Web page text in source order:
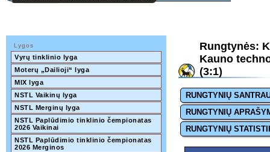
Lygos
Vyrų tinklinio lyga
Moterų „Dailioji“ lyga
MIX lyga
NSTL Vaikinų lyga
NSTL Merginų lyga
NSTL Paplūdimio tinklinio čempionatas
2026 Vaikinai
NSTL Paplūdimio tinklinio čempionatas
2026 Merginos
Rungtynės:
Kauno
(3:1)
RUNGTYNIŲ
RUNGTYNIŲ
RUNGTYNIŲ